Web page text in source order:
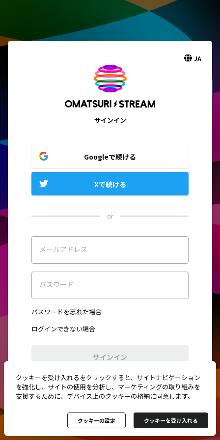
JA
サインイン
Googleで続ける
Xで続ける
or
メールアドレス
パスワード
パスワードを忘れた場合
ログインできない場合
サインイン
初めてご利用ですか？新規登録
クッキーを受け入れるをクリックすると、サイトナビゲーション
を強化し、サイトの使用を分析し、マーケティングの取り組みを
支援するために、デバイス上のクッキーの格納に同意します。
クッキーの設定 クッキーを受け入れる